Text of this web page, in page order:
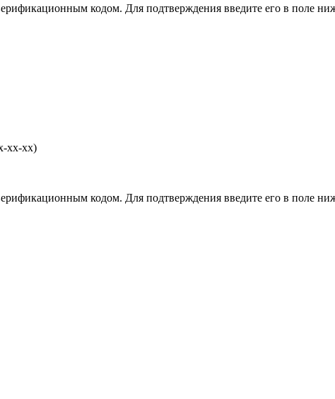
кодом. Для подтверждения введите его в поле
хх-хх)
кодом. Для подтверждения введите его в поле